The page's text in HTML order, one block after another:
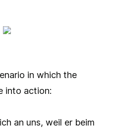
in which the
into action:
an uns, weil er beim